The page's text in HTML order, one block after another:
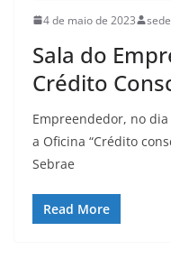
4 de maio de 2023
Sala do
Crédito
Empreendedor, no
a Oficina “Crédito
Sebrae
Read More